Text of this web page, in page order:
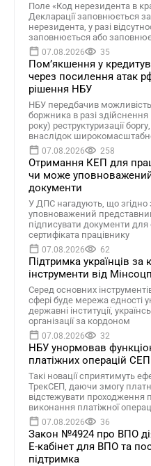
Поле «Код нерезидента в
Декларації заповнюється
нерезидента, у разі
заповнюється або
07.08.2026 35
Помʼякшення у
через посилення атак
рішення НБУ
НБУ передбачив
боржника в разі здійснення
року) реструктуризації
внаслідок
07.08.2026 258
Отримання КЕП для
чи може
документи
У ДПС нагадують, що
уповноважений
підписувати документи для
сертифіката працівнику
07.08.2026 62
Підтримка українців за
інструменти від
Серед основних
сфері буде мережа єдності
державні інституції,
організації за кордоном
07.08.2026 32
НБУ унормовав
платіжних операцій СЕП
Такі новації сприятимуть
ТрекСЕП, даючи змогу
відстежувати проходження
виконання платіжної
07.08.2026 36
Закон №4924 про ВПО
Е-кабінет для ВПО та
підтримка